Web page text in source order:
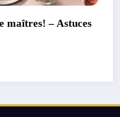
fabriquer de puissantes